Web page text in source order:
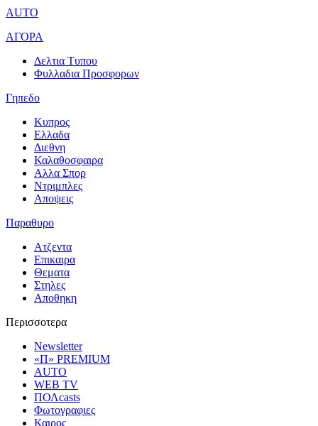
AUTO
ΑΓΟΡΑ
Δελτια Τυπου
Φυλλαδια Προσφορων
Γηπεδο
Κυπρος
Ελλαδα
Διεθνη
Καλαθοσφαιρα
Αλλα Σπορ
Ντριμπλες
Αποψεις
Παραθυρο
Ατζεντα
Επικαιρα
Θεματα
Στηλες
Αποθηκη
Περισσοτερα
Newsletter
«Π» PREMIUM
AUTO
WEB TV
ΠΟΛcasts
Φωτογραφιες
Καιρος